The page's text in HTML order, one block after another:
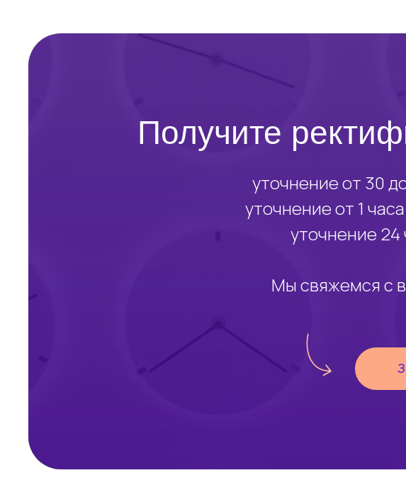
Получите
уточнение от 30
уточнение от 1
уточнение 24
Мы свяжемся с